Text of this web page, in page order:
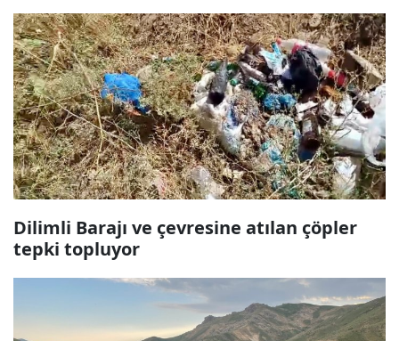
Dilimli Barajı ve çevresine atılan çöpler
tepki topluyor